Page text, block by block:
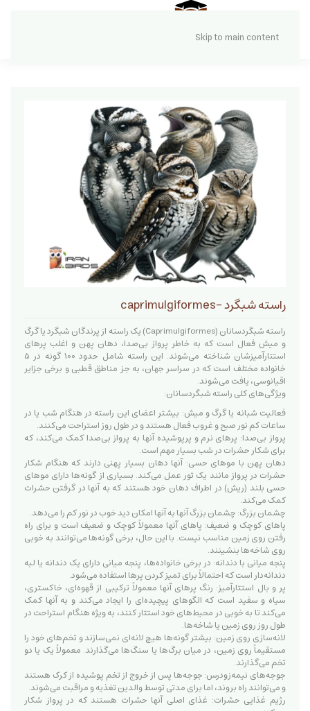
Skip to main content
راسته شبگرد -caprimulgiformes
راسته شبگردسانان (Caprimulgiformes) یک راسته از پرندگان شبگرد یا گرگ
و میش فعال است که به خاطر پرواز بی‌صدا، دهان پهن و اغلب پرهای
استتارآمیزشان شناخته می‌شوند. این راسته شامل حدود 100 گونه در 5
خانواده مختلف است که در سراسر جهان، به جز مناطق قطبی و برخی جزایر
اقیانوسی، یافت می‌شوند.
ویژگی‌های کلی راسته شبگردسانان:
فعالیت شبانه یا گرگ و میش: بیشتر اعضای این راسته در هنگام شب یا در
ساعات کم نور صبح و غروب فعال هستند و در طول روز استراحت می‌کنند.
پرواز بی‌صدا: پرهای نرم و پرپوشیده آنها به پرواز بی‌صدا کمک می‌کند، که
برای شکار حشرات در شب بسیار مهم است.
دهان پهن با موهای حسی: آنها دهان بسیار پهنی دارند که هنگام شکار
حشرات در پرواز مانند یک تور عمل می‌کند. بسیاری از گونه‌ها دارای موهای
حسی بلند (ریش) در اطراف دهان خود هستند که به آنها در گرفتن حشرات
کمک می‌کند.
چشمان بزرگ: چشمان بزرگ آنها به آنها امکان دید خوب در نور کم را می‌دهد.
پاهای کوچک و ضعیف: پاهای آنها معمولاً کوچک و ضعیف است و برای راه
رفتن روی زمین مناسب نیست. با این حال، برخی گونه‌ها می‌توانند به خوبی
روی شاخه‌ها بنشینند.
پنجه میانی با دندانه: در برخی خانواده‌ها، پنجه میانی دارای یک دندانه یا لبه
دندانه‌دار است که احتمالاً برای تمیز کردن پرها استفاده می‌شود.
پر و بال استتارآمیز: رنگ پرهای آنها معمولاً ترکیبی از قهوه‌ای، خاکستری،
سیاه و سفید است که الگوهای پیچیده‌ای را ایجاد می‌کند و به آنها کمک
می‌کند تا به خوبی در محیط‌های خود استتار کنند، به ویژه هنگام استراحت در
طول روز روی زمین یا شاخه‌ها.
لانه‌سازی روی زمین: بیشتر گونه‌ها هیچ لانه‌ای نمی‌سازند و تخم‌های خود را
مستقیماً روی زمین، در میان برگ‌ها یا سنگ‌ها می‌گذارند. معمولاً یک یا دو
تخم می‌گذارند.
جوجه‌های نیمه‌زودرس: جوجه‌ها پس از خروج از تخم پوشیده از کرک هستند
و می‌توانند راه بروند، اما برای مدتی توسط والدین تغذیه و مراقبت می‌شوند.
رژیم غذایی حشرات: غذای اصلی آنها حشرات هستند که در پرواز شکار